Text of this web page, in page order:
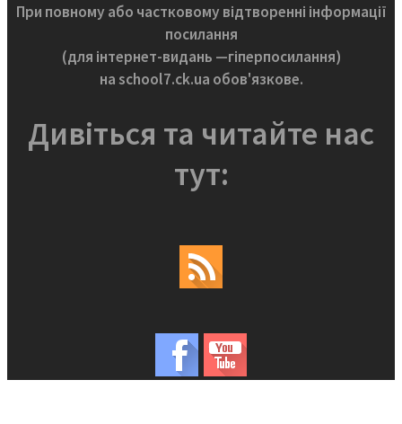
При повному або частковому відтворенні інформації
посилання
(для інтернет-видань —гіперпосилання)
на school7.ck.ua обов'язкове.
Дивіться та читайте нас
тут: